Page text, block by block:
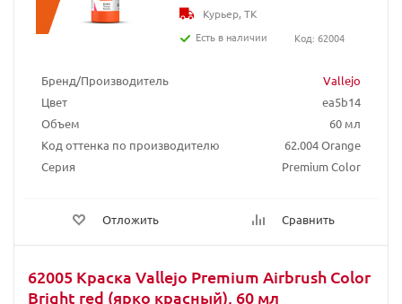
Бренд/Производитель
Vallejo
Цвет
ea5b14
Объем
60 мл
Код оттенка по производителю
62.004 Orange
Серия
Premium Color
Отложить Сравнить
Курьер, ТК
Есть в наличии
Код: 62004
62005 Краска Vallejo Premium Airbrush Color
Bright red (ярко красный), 60 мл